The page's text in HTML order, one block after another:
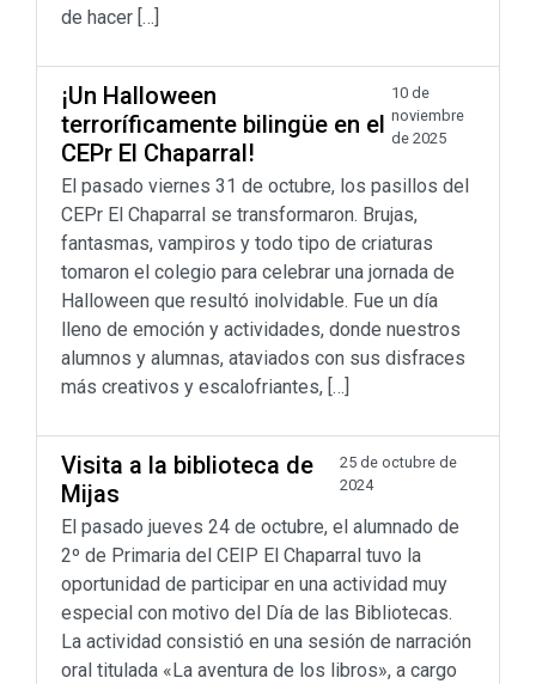
de hacer […]
¡Un Halloween
terroríficamente bilingüe en el
CEPr El Chaparral!
10 de
noviembre
de 2025
El pasado viernes 31 de octubre, los pasillos del
CEPr El Chaparral se transformaron. Brujas,
fantasmas, vampiros y todo tipo de criaturas
tomaron el colegio para celebrar una jornada de
Halloween que resultó inolvidable. Fue un día
lleno de emoción y actividades, donde nuestros
alumnos y alumnas, ataviados con sus disfraces
más creativos y escalofriantes, […]
Visita a la biblioteca de
Mijas
25 de octubre de
2024
El pasado jueves 24 de octubre, el alumnado de
2º de Primaria del CEIP El Chaparral tuvo la
oportunidad de participar en una actividad muy
especial con motivo del Día de las Bibliotecas.
La actividad consistió en una sesión de narración
oral titulada «La aventura de los libros», a cargo